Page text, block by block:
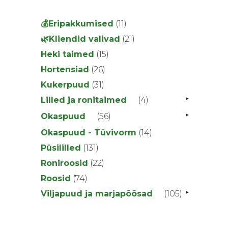
💰Eripakkumised 1111
toodet
🌿Kliendid valivad 2121
Heki taimed 1515
Hortensiad 2626
toodet
Kukerpuud 3131
toodet
Lilled ja ronitaimed 44
▸
Okaspuud 5656
toodet
▸
Okaspuud - Tüvivorm 1414
Püsililled 131131
toodet
Roniroosid 2222
Roosid 7474
toodet
Viljapuud ja marjapõõsad 105105
▸